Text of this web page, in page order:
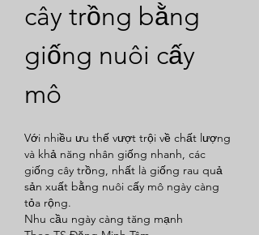
cây trồng bằng
giống nuôi cấy
mô
Với nhiều ưu thế vượt trội về chất lượng
và khả năng nhân giống nhanh, các
giống cây trồng, nhất là giống rau quả
sản xuất bằng nuôi cấy mô ngày càng
tỏa rộng.
Nhu cầu ngày càng tăng mạnh